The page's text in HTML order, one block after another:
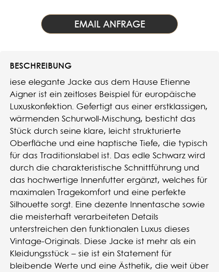
EMAIL ANFRAGE
BESCHREIBUNG
iese elegante Jacke aus dem Hause Etienne
Aigner ist ein zeitloses Beispiel für europäische
Luxuskonfektion. Gefertigt aus einer erstklassigen,
wärmenden Schurwoll-Mischung, besticht das
Stück durch seine klare, leicht strukturierte
Oberfläche und eine haptische Tiefe, die typisch
für das Traditionslabel ist. Das edle Schwarz wird
durch die charakteristische Schnittführung und
das hochwertige Innenfutter ergänzt, welches für
maximalen Tragekomfort und eine perfekte
Silhouette sorgt. Eine dezente Innentasche sowie
die meisterhaft verarbeiteten Details
unterstreichen den funktionalen Luxus dieses
Vintage-Originals. Diese Jacke ist mehr als ein
Kleidungsstück – sie ist ein Statement für
bleibende Werte und eine Ästhetik, die weit über